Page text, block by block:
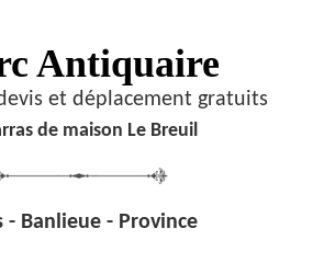
Antiquaire
et déplacement gratuits
de maison Le Breuil
- Banlieue - Province